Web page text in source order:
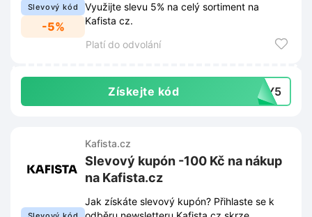
Slevový kód
-5%
Využijte slevu 5% na celý sortiment na
Kafista cz.
Platí do odvolání
Získejte kód ODY5
Kafista.cz
Slevový kupón -100 Kč na nákup
na Kafista.cz
Jak získáte slevový kupón? Přihlaste se k